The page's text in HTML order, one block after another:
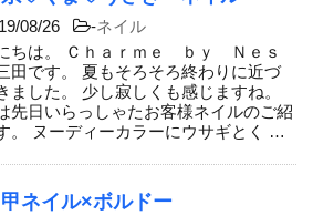
08/26 -ネイル
ちは。 Ｃｈａｒｍｅ ｂｙ Ｎｅｓ
田です。 夏もそろそろ終わりに近づ
ました。 少し寂しくも感じますね。
先日いらっしゃたお客様ネイルのご紹
。 ヌーディーカラーにウサギとく …
ネイル×ボルドー